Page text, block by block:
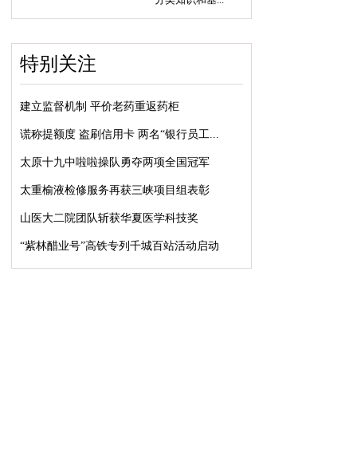
特别关注
建立监督机制 平价老药重返药柜
谎称提额度 盗刷信用卡 两名“银行员工...
太原十九中啦啦操队勇夺两项全国冠军
太重榆液检修服务再获三峡项目组表彰
山医大二院团队斩获华夏医学科技奖
“紫林醋业号”高铁专列千城百站活动启动